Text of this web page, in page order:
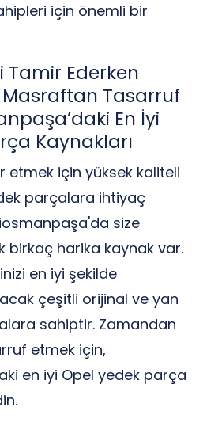
için önemli bir
Tamir Ederken
Tasarruf
En İyi
Kaynakları
etmek için yüksek kaliteli
parçalara ihtiyaç
size
birkaç harika kaynak var.
en iyi şekilde
çeşitli orijinal ve yan
sahiptir. Zamandan
etmek için,
en iyi Opel yedek parça